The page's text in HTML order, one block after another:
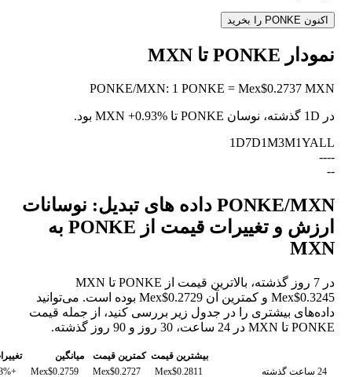
اکنون PONKE را بخرید
نمودار PONKE تا MXN
PONKE/MXN: 1 PONKE = Mex$0.2737 MXN
در 1D گذشته، نوسان PONKE تا MXN +0.93%
بود.
1D7D1M3M1YALL
--
--
--
PONKE/MXN داده های تبدیل: نوسانات
ارزش و تغییرات قیمت از PONKE به
MXN
در 7 روز گذشته، بالاترین قیمت از PONKE تا MXN
Mex$0.3245 و کمترین آن Mex$0.2729 بوده است. می‌توانید
داده‌های بیشتری را در جدول زیر بررسی کنید، از جمله قیمت
PONKE تا MXN در 24 ساعت، 30 روز و 90 روز گذشته.
بیشترین قیمت کمترین قیمت میانگین
24 ساعت گذشته
Mex$0.2811
Mex$0.2727
Mex$0.2759
+0.93%